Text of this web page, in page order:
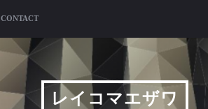
CONTACT
レイコマエザワ